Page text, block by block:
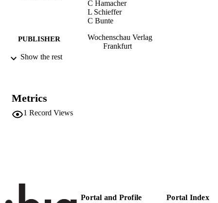
C Hamacher
L Schieffer
C Bunte
PUBLISHER
Wochenschau Verlag
Frankfurt
IDENTIFIERS
Show the rest
Metrics
1 Record Views
Portal and Profile
Portal Index